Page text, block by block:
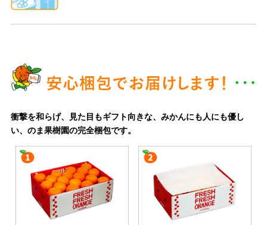
衝撃を和らげ、見た目もギフト向きな、みかんにも人にも優し
い、のま果樹園の完全梱包です。